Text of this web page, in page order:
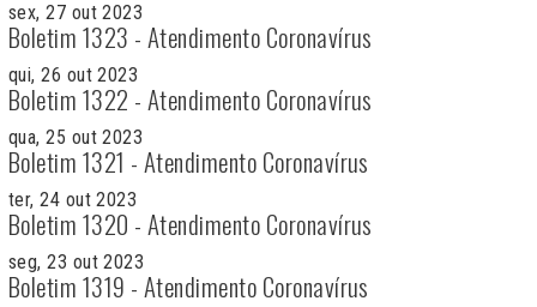
sex, 27 out 2023
Boletim 1323 - Atendimento Coronavírus
qui, 26 out 2023
Boletim 1322 - Atendimento Coronavírus
qua, 25 out 2023
Boletim 1321 - Atendimento Coronavírus
ter, 24 out 2023
Boletim 1320 - Atendimento Coronavírus
seg, 23 out 2023
Boletim 1319 - Atendimento Coronavírus